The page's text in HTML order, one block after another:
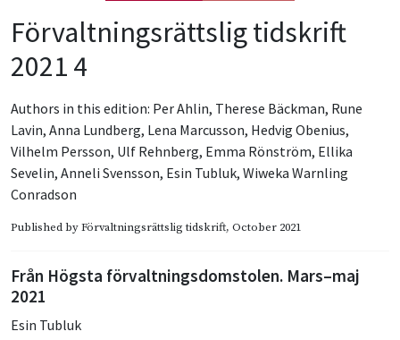
Förvaltningsrättslig tidskrift
2021 4
Authors in this edition: Per Ahlin, Therese Bäckman, Rune
Lavin, Anna Lundberg, Lena Marcusson, Hedvig Obenius,
Vilhelm Persson, Ulf Rehnberg, Emma Rönström, Ellika
Sevelin, Anneli Svensson, Esin Tubluk, Wiweka Warnling
Conradson
Published byFörvaltningsrättslig tidskrift, October 2021
Från Högsta förvaltningsdomstolen. Mars–maj
2021
Esin Tubluk